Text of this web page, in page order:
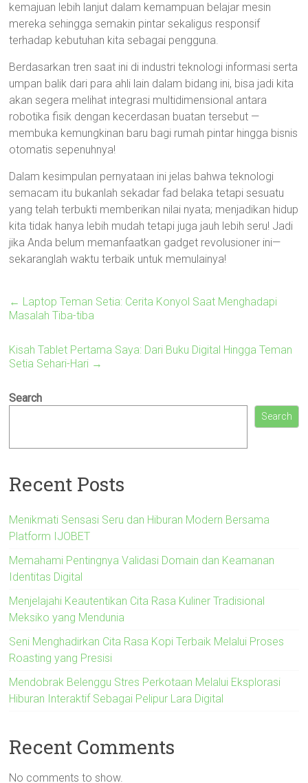
kemajuan lebih lanjut dalam kemampuan belajar mesin
mereka sehingga semakin pintar sekaligus responsif
terhadap kebutuhan kita sebagai pengguna.
Berdasarkan tren saat ini di industri teknologi informasi serta
umpan balik dari para ahli lain dalam bidang ini, bisa jadi kita
akan segera melihat integrasi multidimensional antara
robotika fisik dengan kecerdasan buatan tersebut —
membuka kemungkinan baru bagi rumah pintar hingga bisnis
otomatis sepenuhnya!
Dalam kesimpulan pernyataan ini jelas bahwa teknologi
semacam itu bukanlah sekadar fad belaka tetapi sesuatu
yang telah terbukti memberikan nilai nyata; menjadikan hidup
kita tidak hanya lebih mudah tetapi juga jauh lebih seru! Jadi
jika Anda belum memanfaatkan gadget revolusioner ini—
sekaranglah waktu terbaik untuk memulainya!
← Laptop Teman Setia: Cerita Konyol Saat Menghadapi
Masalah Tiba-tiba
Kisah Tablet Pertama Saya: Dari Buku Digital Hingga Teman
Setia Sehari-Hari →
Search
Search
Recent Posts
Menikmati Sensasi Seru dan Hiburan Modern Bersama
Platform IJOBET
Memahami Pentingnya Validasi Domain dan Keamanan
Identitas Digital
Menjelajahi Keautentikan Cita Rasa Kuliner Tradisional
Meksiko yang Mendunia
Seni Menghadirkan Cita Rasa Kopi Terbaik Melalui Proses
Roasting yang Presisi
Mendobrak Belenggu Stres Perkotaan Melalui Eksplorasi
Hiburan Interaktif Sebagai Pelipur Lara Digital
Recent Comments
No comments to show.